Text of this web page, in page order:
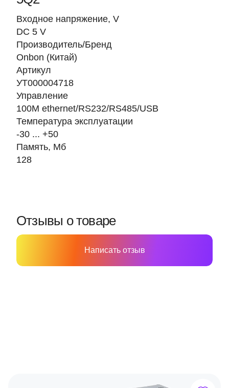
Входное напряжение, V
DC 5 V
Производитель/Бренд
Onbon (Китай)
Артикул
УТ000004718
Управление
100M ethernet/RS232/RS485/USB
Температура эксплуатации
-30 ... +50
Память, Мб
128
Отзывы о товаре
Написать отзыв